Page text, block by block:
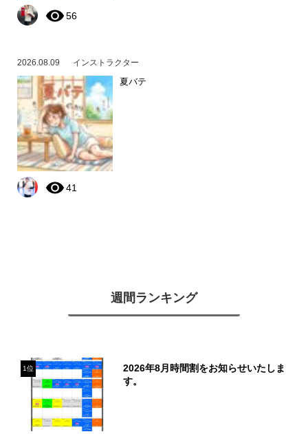
56
2026.08.09 インストラクター
夏バテ
41
週間ランキング
1位
2026年8月時間割をお知らせいたしま
す。